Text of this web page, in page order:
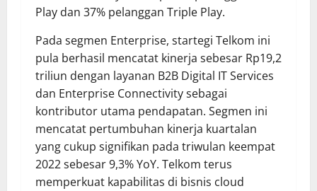
Play dan 37% pelanggan Triple Play.
Pada segmen Enterprise, startegi Telkom ini
pula berhasil mencatat kinerja sebesar Rp19,2
triliun dengan layanan B2B Digital IT Services
dan Enterprise Connectivity sebagai
kontributor utama pendapatan. Segmen ini
mencatat pertumbuhan kinerja kuartalan
yang cukup signifikan pada triwulan keempat
2022 sebesar 9,3% YoY. Telkom terus
memperkuat kapabilitas di bisnis cloud